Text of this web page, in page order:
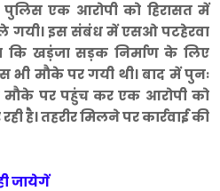
पुलिस एक आरोपी को हिरासत में
गयी। इस संबंध में एसओ पटहेरवा
कि खड़ंजा सड़क निर्माण के लिए
भी मौके पर गयी थी। बाद में पुनः
मौके पर पहुंच कर एक आरोपी को
है। तहरीर मिलने पर कार्रवाई की
जायेगें